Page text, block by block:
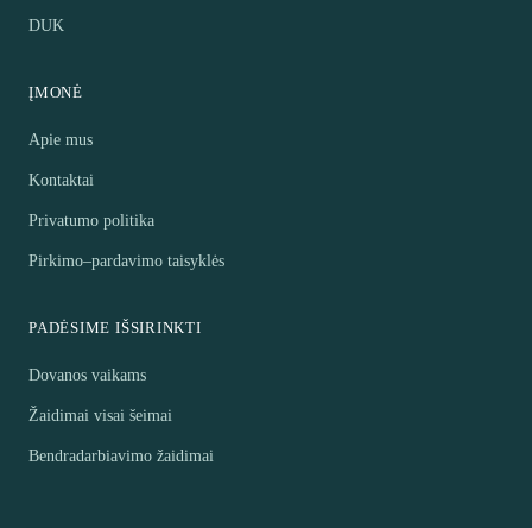
DUK
ĮMONĖ
Apie mus
Kontaktai
Privatumo politika
Pirkimo–pardavimo taisyklės
PADĖSIME IŠSIRINKTI
Dovanos vaikams
Žaidimai visai šeimai
Bendradarbiavimo žaidimai